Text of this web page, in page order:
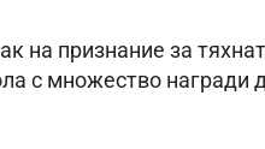
на признание за
с множество награди